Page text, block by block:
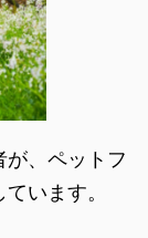
、ペットフ
います。